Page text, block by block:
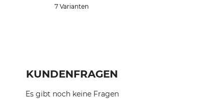
7 Varianten
KUNDENFRAGEN
Es gibt noch keine Fragen